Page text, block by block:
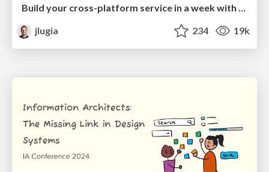
Build your cross-platform service in a week with App Engine
jlugia
234 19k